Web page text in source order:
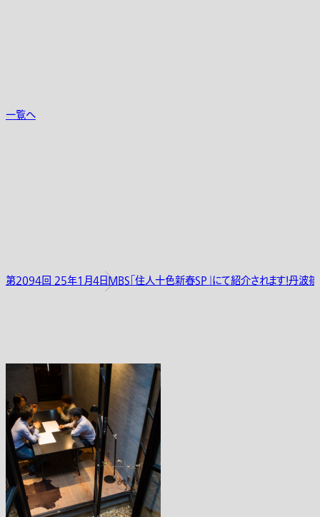
一覧へ
第2094回 25年1月4日MBS「住人十色新春SP」にて紹介されます！丹波